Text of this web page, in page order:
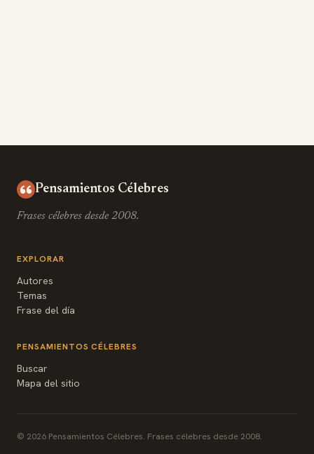
Pensamientos Célebres
Frases célebres desde 2008.
EXPLORAR
Autores
Temas
Frase del día
PENSAMIENTOS CÉLEBRES
Buscar
Mapa del sitio
© 2026 Pensamientos Célebres. Frases célebres desde 2008.